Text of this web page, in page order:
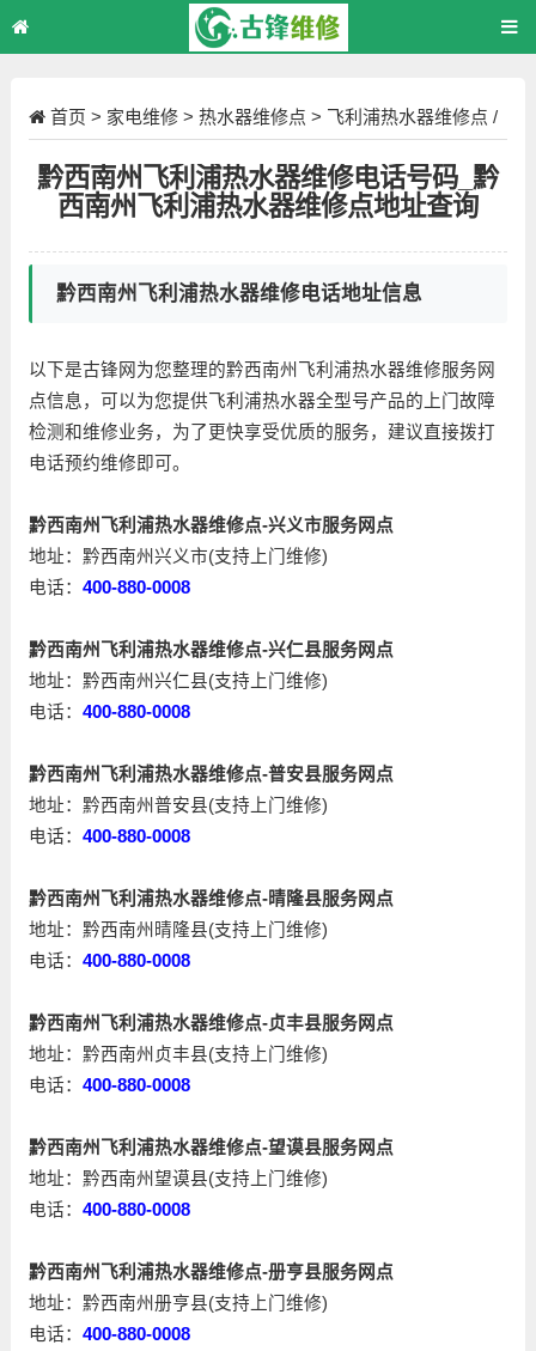
首页 > 家电维修> 热水器维修点 > 飞利浦热水器维修点 /
正文
黔西南州飞利浦热水器维修电话号码_黔
西南州飞利浦热水器维修点地址查询
黔西南州飞利浦热水器维修电话地址信息
以下是古锋网为您整理的黔西南州飞利浦热水器维修服务网
点信息，可以为您提供飞利浦热水器全型号产品的上门故障
检测和维修业务，为了更快享受优质的服务，建议直接拨打
电话预约维修即可。
黔西南州飞利浦热水器维修点-兴义市服务网点
地址：黔西南州兴义市(支持上门维修)
电话： 400-880-0008
黔西南州飞利浦热水器维修点-兴仁县服务网点
地址：黔西南州兴仁县(支持上门维修)
电话： 400-880-0008
黔西南州飞利浦热水器维修点-普安县服务网点
地址：黔西南州普安县(支持上门维修)
电话： 400-880-0008
黔西南州飞利浦热水器维修点-晴隆县服务网点
地址：黔西南州晴隆县(支持上门维修)
电话： 400-880-0008
黔西南州飞利浦热水器维修点-贞丰县服务网点
地址：黔西南州贞丰县(支持上门维修)
电话： 400-880-0008
黔西南州飞利浦热水器维修点-望谟县服务网点
地址：黔西南州望谟县(支持上门维修)
电话： 400-880-0008
黔西南州飞利浦热水器维修点-册亨县服务网点
地址：黔西南州册亨县(支持上门维修)
电话： 400-880-0008